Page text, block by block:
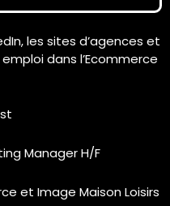
les sites d’agences et
dans l’Ecommerce
Manager H/F
et Image Maison Loisirs